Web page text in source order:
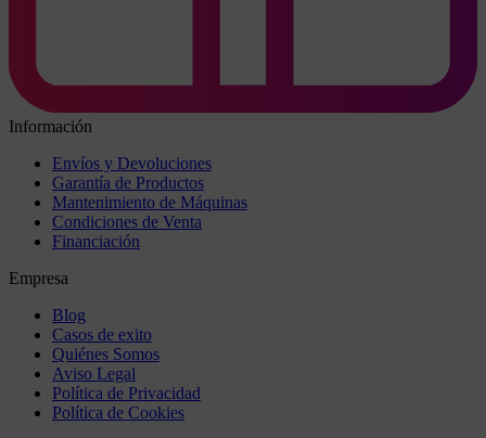
Información
Envíos y Devoluciones
Garantía de Productos
Mantenimiento de Máquinas
Condiciones de Venta
Financiación
Empresa
Blog
Casos de exito
Quiénes Somos
Aviso Legal
Política de Privacidad
Política de Cookies